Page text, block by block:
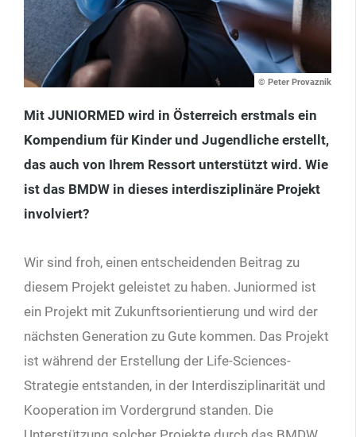
© Peter Provaznik
Mit JUNIORMED wird in Österreich erstmals ein
Kompendium für Kinder und Jugendliche erstellt,
das auch von Ihrem Ressort unterstützt wird. Wie
ist das BMDW in dieses interdisziplinäre Projekt
involviert?
Wir sind froh, einen entscheidenden Beitrag zu
diesem Projekt geleistet zu haben. Juniormed ist
ein Projekt mit Zukunftsorientierung und wird der
nächsten Generation zu Gute kommen. Das Projekt
ist während der Erstellung der Life-Sciences-
Strategie entstanden, in der Interdisziplinarität und
Kooperation im Vordergrund standen. Die